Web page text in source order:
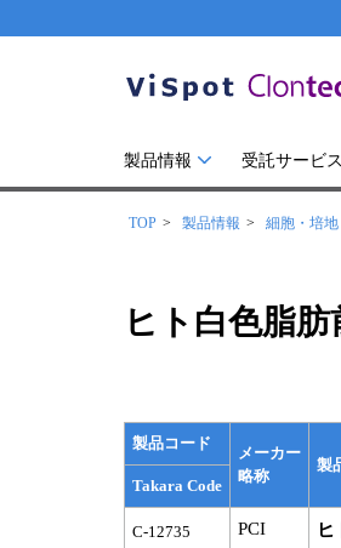
製品情報 受託サービス
TOP 製品情報 細胞・培地
ヒト白色脂肪
製品コード
メーカー
略称
製
Takara Code
C-12735 PCI